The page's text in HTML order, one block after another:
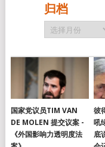
归档
归
档
国家党议员TIM VAN
DE MOLEN 提交议案 -
《外国影响力透明度法
彼
吼
底